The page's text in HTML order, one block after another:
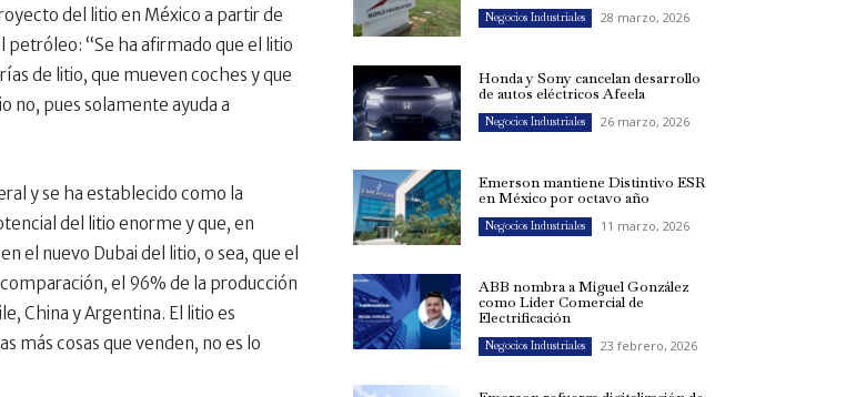
del litio en México a partir de
petróleo: “Se ha afirmado que el litio
de litio, que mueven coches y que
no, pues solamente ayuda a
y se ha establecido como la
del litio enorme y que, en
el nuevo Dubai del litio, o sea, que el
el 96% de la producción
China y Argentina. El litio es
más cosas que venden, no es lo
Negocios Industriales 28 marzo, 2026
Honda y Sony cancelan desarrollo
de autos eléctricos Afeela
Negocios Industriales 26 marzo, 2026
Emerson mantiene Distintivo ESR
en México por octavo año
Negocios Industriales 11 marzo, 2026
ABB nombra a Miguel González
como Líder Comercial de
Electrificación
Negocios Industriales 23 febrero, 2026